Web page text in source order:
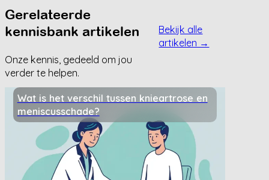
Gerelateerde
kennisbank artikelen
Onze kennis, gedeeld om jou
verder te helpen.
Bekijk alle
artikelen →
Wat is het verschil tussen knieartrose en
meniscusschade?